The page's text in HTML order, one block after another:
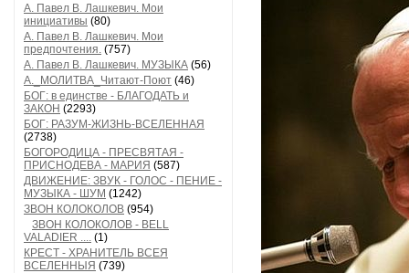
А. Павел В. Лашкевич. Мои
инициативы (80)
А. Павел В. Лашкевич. Мои
предпочтения. (757)
А. Павел В. Лашкевич. МУЗЫКА (56)
А._МОЛИТВА_Читают-Поют (46)
БОГ: в единстве - БЛАГОДАТЬ и
ЗАКОН (2293)
БОГ: РАЗУМ-ЖИЗНЬ-ВСЕЛЕННАЯ
(2738)
БОГОРОДИЦА - ПРЕСВЯТАЯ -
ПРИСНОДЕВА - МАРИЯ (587)
ДВИЖЕНИЕ: ЗВУК - ГОЛОС - ПЕНИЕ -
МУЗЫКА - ШУМ (1242)
ЗВОН КОЛОКОЛОВ (954)
ЗВОН КОЛОКОЛОВ - BELL
VALADIER .... (1)
КРЕСТ - ХРАНИТЕЛЬ ВСЕЯ
ВСЕЛЕННЫЯ (739)